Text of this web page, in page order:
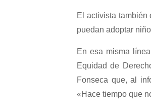
El activista
puedan adoptar
En esa misma
Equidad de
Fonseca que, al
«Hace tiempo que